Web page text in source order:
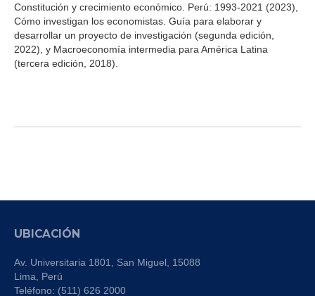
Constitución y crecimiento económico. Perú: 1993-2021 (2023),
Cómo investigan los economistas. Guía para elaborar y
desarrollar un proyecto de investigación (segunda edición,
2022), y Macroeconomía intermedia para América Latina
(tercera edición, 2018).
UBICACIÓN
Av. Universitaria 1801, San Miguel, 15088
Lima, Perú
Teléfono: (511) 626 2000